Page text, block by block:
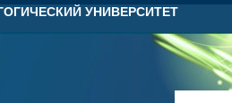
УНИВЕРСИТЕТ